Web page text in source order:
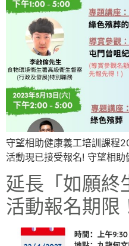
守望相助健康義工培訓課程
活動現已接受報名! 守望相
延長「如願終
活動報名期限